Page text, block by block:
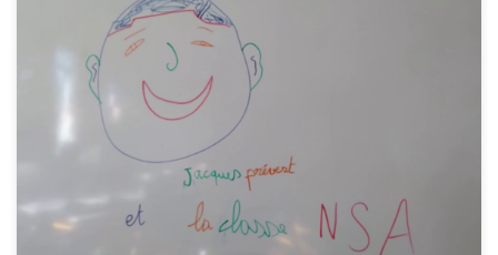
Après avoir travaillé sur le court-métrage de Chenghua Yang inspiré
par le poème, les élèves ont travaillé sur le texte de Prévert « Le
Cancre » en le mettant en voix et en scène.